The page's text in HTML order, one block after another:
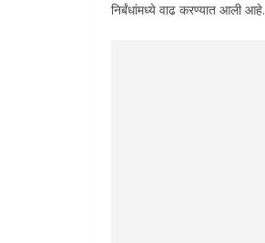
निर्बंधांमध्ये वाढ करण्यात आली आहे.